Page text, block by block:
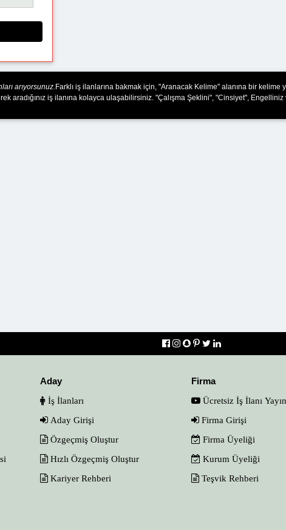
arıyorsunuz. Farklı iş ilanlarına bakmak için, "Aranacak Kelime" alanına bir
aradığınız iş ilanına kolayca ulaşabilirsiniz. "Çalışma Şeklini", "Cinsiyet",
Aday
İş İlanları
Aday Girişi
Özgeçmiş Oluştur
Hızlı Özgeçmiş Oluştur
Kariyer Rehberi
Firma
Ücretsiz İş İlanı
Firma Girişi
Firma Üyeliği
Kurum Üyeliği
Teşvik Rehberi